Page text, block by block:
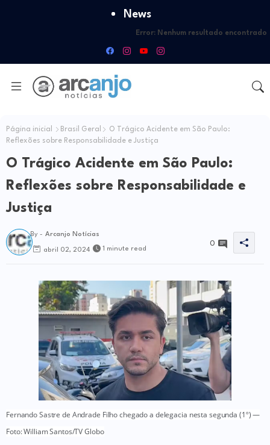
News
Error: Nenhum resultado encontrado
Página inicial Brasil Geral
O Trágico Acidente em São Paulo:
Reflexões sobre Responsabilidade e Justiça
O Trágico Acidente em São Paulo:
Reflexões sobre Responsabilidade e
Justiça
By - Arcanjo Notícias
abril 02, 2024 1 minute read
0
Fernando Sastre de Andrade Filho chegado a delegacia nesta segunda (1º) —
Foto: William Santos/TV Globo